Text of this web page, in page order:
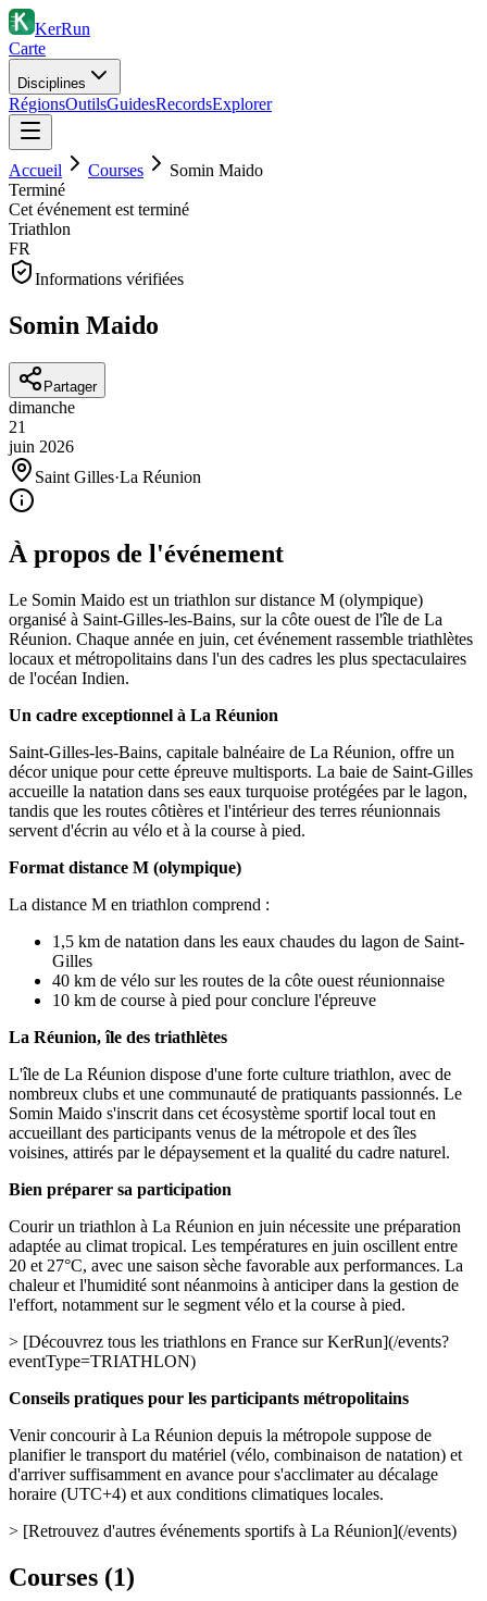
KerRun
Carte
Disciplines
RégionsOutilsGuidesRecordsExplorer
Accueil Courses
Somin Maido
Terminé
Cet événement est terminé
Triathlon
FR
Informations vérifiées
Somin Maido
Partager
dimanche
21
juin 2026
Saint Gilles·La Réunion
À propos de l'événement
Le Somin Maido est un triathlon sur distance M (olympique)
organisé à Saint-Gilles-les-Bains, sur la côte ouest de l'île de La
Réunion. Chaque année en juin, cet événement rassemble triathlètes
locaux et métropolitains dans l'un des cadres les plus spectaculaires
de l'océan Indien.
Un cadre exceptionnel à La Réunion
Saint-Gilles-les-Bains, capitale balnéaire de La Réunion, offre un
décor unique pour cette épreuve multisports. La baie de Saint-Gilles
accueille la natation dans ses eaux turquoise protégées par le lagon,
tandis que les routes côtières et l'intérieur des terres réunionnais
servent d'écrin au vélo et à la course à pied.
Format distance M (olympique)
La distance M en triathlon comprend :
1,5 km de natation dans les eaux chaudes du lagon de Saint-
Gilles
40 km de vélo sur les routes de la côte ouest réunionnaise
10 km de course à pied pour conclure l'épreuve
La Réunion, île des triathlètes
L'île de La Réunion dispose d'une forte culture triathlon, avec de
nombreux clubs et une communauté de pratiquants passionnés. Le
Somin Maido s'inscrit dans cet écosystème sportif local tout en
accueillant des participants venus de la métropole et des îles
voisines, attirés par le dépaysement et la qualité du cadre naturel.
Bien préparer sa participation
Courir un triathlon à La Réunion en juin nécessite une préparation
adaptée au climat tropical. Les températures en juin oscillent entre
20 et 27°C, avec une saison sèche favorable aux performances. La
chaleur et l'humidité sont néanmoins à anticiper dans la gestion de
l'effort, notamment sur le segment vélo et la course à pied.
> [Découvrez tous les triathlons en France sur KerRun](/events?
eventType=TRIATHLON)
Conseils pratiques pour les participants métropolitains
Venir concourir à La Réunion depuis la métropole suppose de
planifier le transport du matériel (vélo, combinaison de natation) et
d'arriver suffisamment en avance pour s'acclimater au décalage
horaire (UTC+4) et aux conditions climatiques locales.
> [Retrouvez d'autres événements sportifs à La Réunion](/events)
Courses (1)